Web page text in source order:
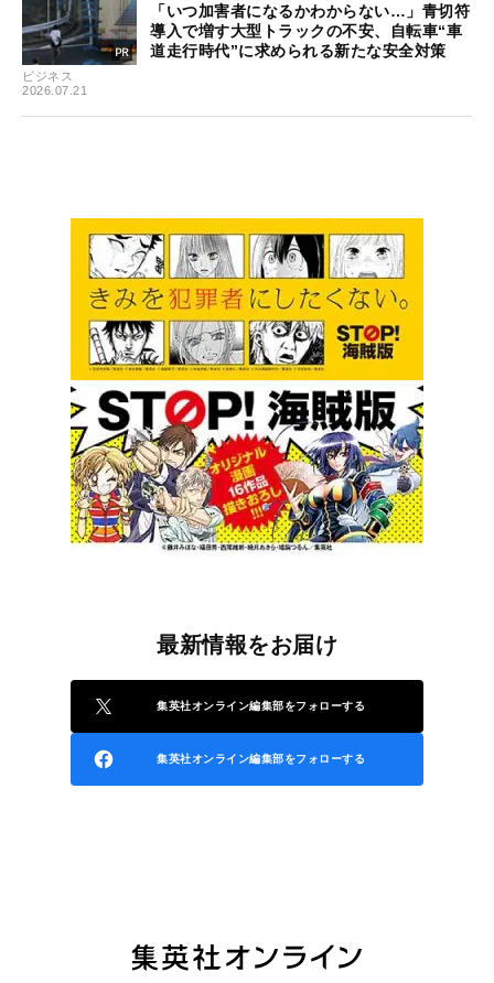
ビジネス
2026.07.21
「いつ加害者になるかわからない…」青切符
導入で増す大型トラックの不安、自転車“車
道走行時代”に求められる新たな安全対策
最新情報をお届け
集英社オンライン編集部をフォローする
集英社オンライン編集部をフォローする